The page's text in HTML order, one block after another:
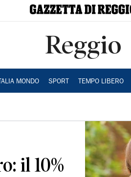
Reggio
MONDO SPORT TEMPO LIBERO
il 10%